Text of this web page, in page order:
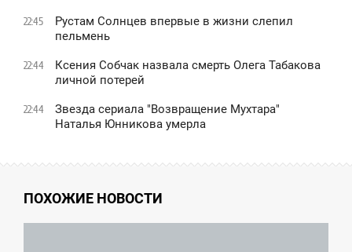
22:45
Рустам Солнцев впервые в жизни слепил
пельмень
22:44
Ксения Собчак назвала смерть Олега Табакова
личной потерей
22:44
Звезда сериала "Возвращение Мухтара"
Наталья Юнникова умерла
ПОХОЖИЕ НОВОСТИ